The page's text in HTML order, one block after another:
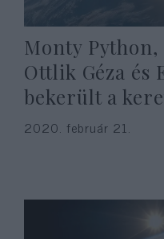
Monty
Ottlik Géza és
bekerült a
2020. február 21.